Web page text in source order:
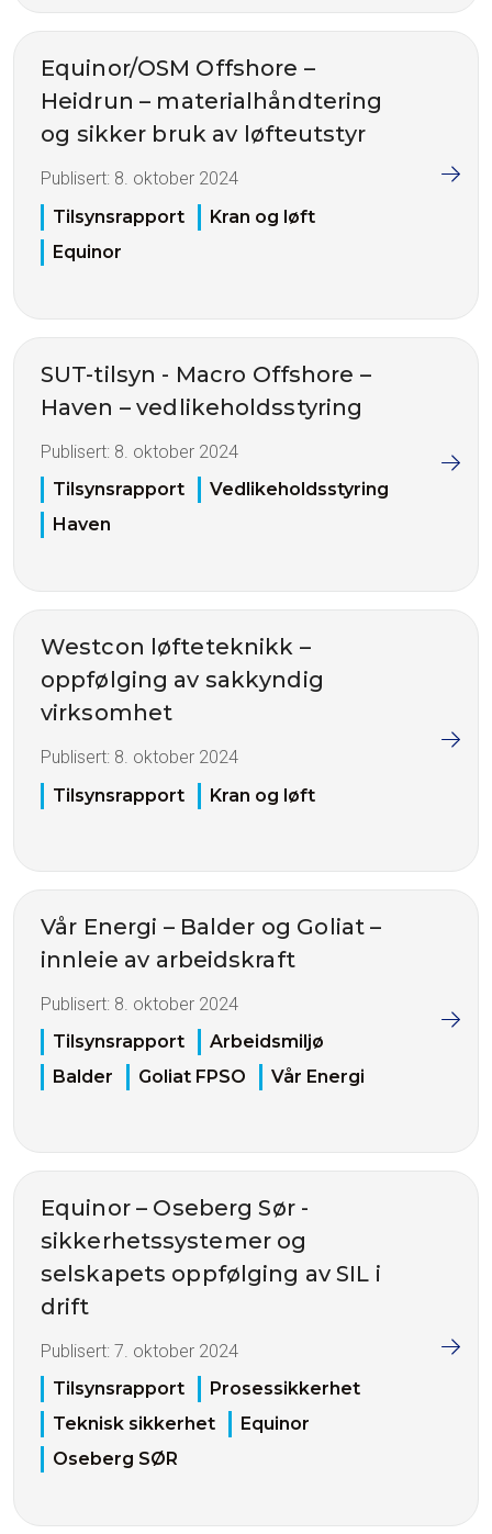
Equinor/OSM Offshore –
Heidrun – materialhåndtering
og sikker bruk av løfteutstyr
Publisert: 8. oktober 2024
Tilsynsrapport
Kran og løft
Equinor
SUT-tilsyn - Macro Offshore –
Haven – vedlikeholdsstyring
Publisert: 8. oktober 2024
Tilsynsrapport
Vedlikeholdsstyring
Haven
Westcon løfteteknikk –
oppfølging av sakkyndig
virksomhet
Publisert: 8. oktober 2024
Tilsynsrapport
Kran og løft
Vår Energi – Balder og Goliat –
innleie av arbeidskraft
Publisert: 8. oktober 2024
Tilsynsrapport
Arbeidsmiljø
Balder
Goliat FPSO Vår Energi
Equinor – Oseberg Sør -
sikkerhetssystemer og
selskapets oppfølging av SIL i
drift
Publisert: 7. oktober 2024
Tilsynsrapport
Prosessikkerhet
Teknisk sikkerhet
Equinor
Oseberg SØR